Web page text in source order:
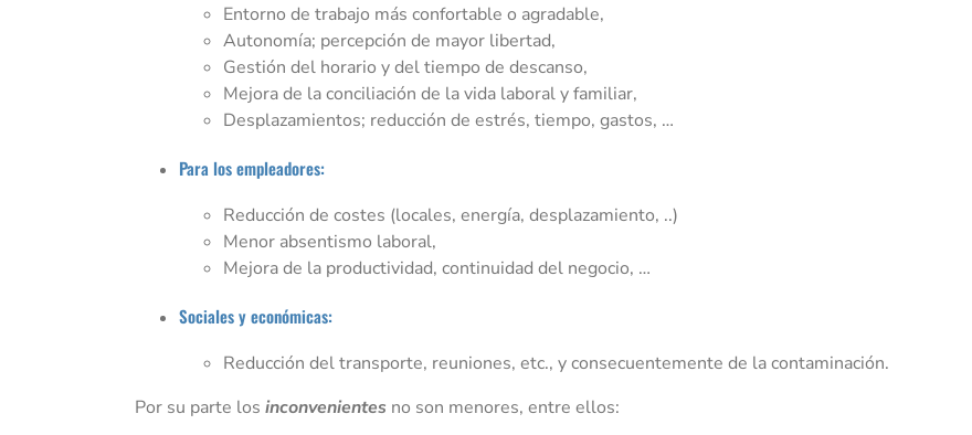
Entorno de trabajo más confortable o agradable,
Autonomía; percepción de mayor libertad,
Gestión del horario y del tiempo de descanso,
Mejora de la conciliación de la vida laboral y familiar,
Desplazamientos; reducción de estrés, tiempo, gastos, …
Para los empleadores:
Reducción de costes (locales, energía, desplazamiento, ..)
Menor absentismo laboral,
Mejora de la productividad, continuidad del negocio, …
Sociales y económicas:
Reducción del transporte, reuniones, etc., y consecuentemente de la contaminación.
Por su parte los inconvenientes no son menores, entre ellos: